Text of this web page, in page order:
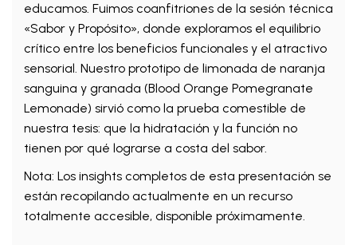
educamos. Fuimos coanfitriones de la sesión técnica
«Sabor y Propósito», donde exploramos el equilibrio
crítico entre los beneficios funcionales y el atractivo
sensorial. Nuestro prototipo de limonada de naranja
sanguina y granada (Blood Orange Pomegranate
Lemonade) sirvió como la prueba comestible de
nuestra tesis: que la hidratación y la función no
tienen por qué lograrse a costa del sabor.
Nota: Los insights completos de esta presentación se
están recopilando actualmente en un recurso
totalmente accesible, disponible próximamente.